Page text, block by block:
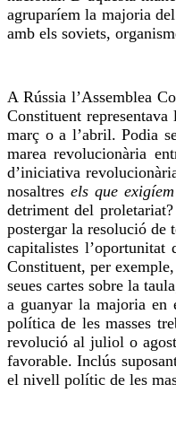
agruparíem la majoria
amb els soviets,
A Rússia l’Assemblea
Constituent
març o a l’abril. Podia
marea revolucionària
d’iniciativa
nosaltres els que
detriment del
postergar la resolució de
capitalistes l’oportunitat
Constituent, per
seues cartes sobre la
a guanyar la majoria en
política de les masses
revolució al juliol o
favorable. Inclús
el nivell polític de les